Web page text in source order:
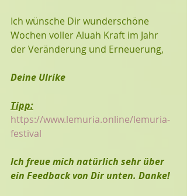
Ich wünsche Dir wunderschöne
Wochen voller Aluah Kraft im Jahr
der Veränderung und Erneuerung,
Deine Ulrike
Tipp:
https://www.lemuria.online/lemuria-
festival
Ich freue mich natürlich sehr über
ein Feedback von Dir unten. Danke!